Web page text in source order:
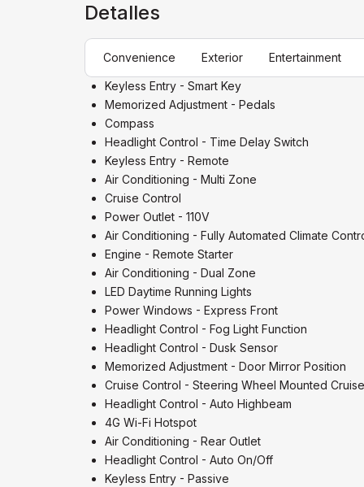
Detalles
Convenience Exterior Entertainment
Keyless Entry - Smart Key
Memorized Adjustment - Pedals
Compass
Headlight Control - Time Delay Switch
Keyless Entry - Remote
Air Conditioning - Multi Zone
Cruise Control
Power Outlet - 110V
Air Conditioning - Fully Automated Climate
Engine - Remote Starter
Air Conditioning - Dual Zone
LED Daytime Running Lights
Power Windows - Express Front
Headlight Control - Fog Light Function
Headlight Control - Dusk Sensor
Memorized Adjustment - Door Mirror Position
Cruise Control - Steering Wheel Mounted
Headlight Control - Auto Highbeam
4G Wi-Fi Hotspot
Air Conditioning - Rear Outlet
Headlight Control - Auto On/Off
Keyless Entry - Passive